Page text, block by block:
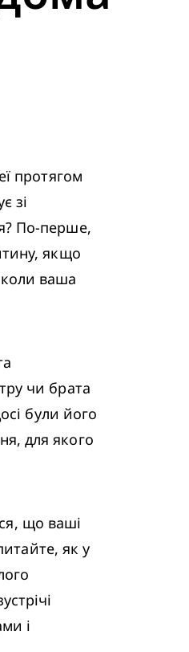
протягом
зі
По-перше,
якщо
ваша
чи брата
були його
для якого
що ваші
як у
і